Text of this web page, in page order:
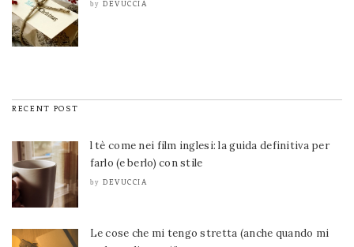
by DEVUCCIA
RECENT POST
l tè come nei film inglesi: la guida definitiva per
farlo (e berlo) con stile
by DEVUCCIA
Le cose che mi tengo stretta (anche quando mi